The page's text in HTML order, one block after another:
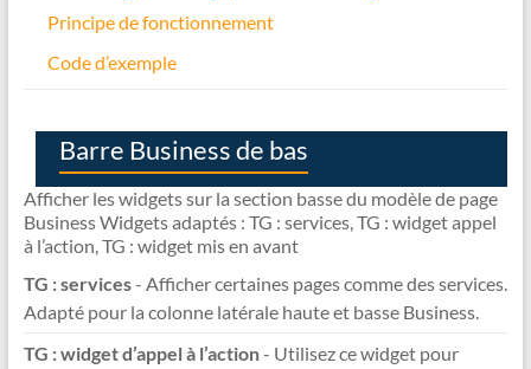
Principe de fonctionnement
Code d’exemple
Barre Business de bas
Afficher les widgets sur la section basse du modèle de page
Business Widgets adaptés : TG : services, TG : widget appel
à l’action, TG : widget mis en avant
TG : services- Afficher certaines pages comme des services.
Adapté pour la colonne latérale haute et basse Business.
TG : widget d’appel à l’action- Utilisez ce widget pour